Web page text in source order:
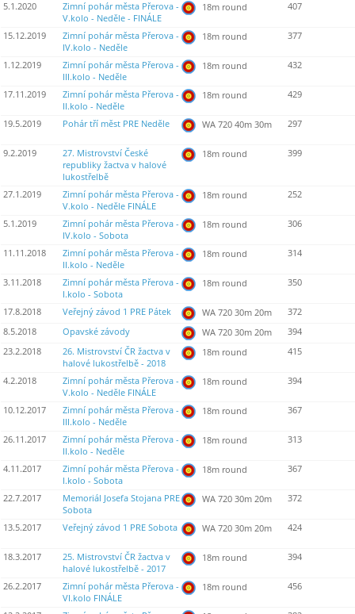
5.1.2020
Zimní pohár města Přerova -
V.kolo - Neděle - FINÁLE
18m round 407
15.12.2019
Zimní pohár města Přerova -
IV.kolo - Neděle
18m round 377
1.12.2019
Zimní pohár města Přerova -
III.kolo - Neděle
18m round 432
17.11.2019
Zimní pohár města Přerova -
II.kolo - Neděle
18m round 429
19.5.2019 Pohár tří měst PRE Neděle WA 720 40m 30m 297
9.2.2019
27. Mistrovství České
republiky žactva v halové
lukostřelbě
18m round 399
27.1.2019
Zimní pohár města Přerova -
V.kolo - Neděle FINÁLE
18m round 252
5.1.2019
Zimní pohár města Přerova -
IV.kolo - Sobota
18m round 306
11.11.2018
Zimní pohár města Přerova -
II.kolo - Neděle
18m round 314
3.11.2018
Zimní pohár města Přerova -
I.kolo - Sobota
18m round 350
17.8.2018 Veřejný závod 1 PRE Pátek WA 720 30m 20m
372
8.5.2018
Opavské závody WA 720 30m 20m
394
23.2.2018
26. Mistrovství ČR žactva v
halové lukostřelbě - 2018
18m round 415
4.2.2018
Zimní pohár města Přerova -
V.kolo - Neděle FINÁLE
18m round 394
10.12.2017
Zimní pohár města Přerova -
III.kolo - Neděle
18m round 367
26.11.2017
Zimní pohár města Přerova -
II.kolo - Neděle
18m round 313
4.11.2017
Zimní pohár města Přerova -
I.kolo - Sobota
18m round 367
22.7.2017
Memoriál Josefa Stojana PRE
Sobota
WA 720 30m 20m 372
13.5.2017 Veřejný závod 1 PRE Sobota WA 720 30m 20m 424
18.3.2017
25. Mistrovství ČR žactva v
halové lukostřelbě - 2017
18m round 394
26.2.2017
Zimní pohár města Přerova -
VI.kolo FINÁLE
18m round 456